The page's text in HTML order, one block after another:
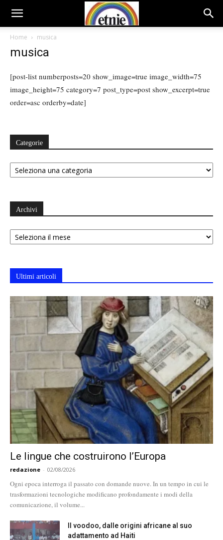
Home musica
musica
[post-list numberposts=20 show_image=true image_width=75
image_height=75 category=7 post_type=post show_excerpt=true
order=asc orderby=date]
Categorie
Categorie
Archivi
Archivi
Ultimi articoli
Le lingue che costruirono l’Europa
redazione - 02/08/2026
Ogni epoca interroga il passato con domande nuove. In un tempo in cui le
trasformazioni tecnologiche modificano profondamente i modi della
comunicazione, il volume...
Il voodoo, dalle origini africane al suo
adattamento ad Haiti